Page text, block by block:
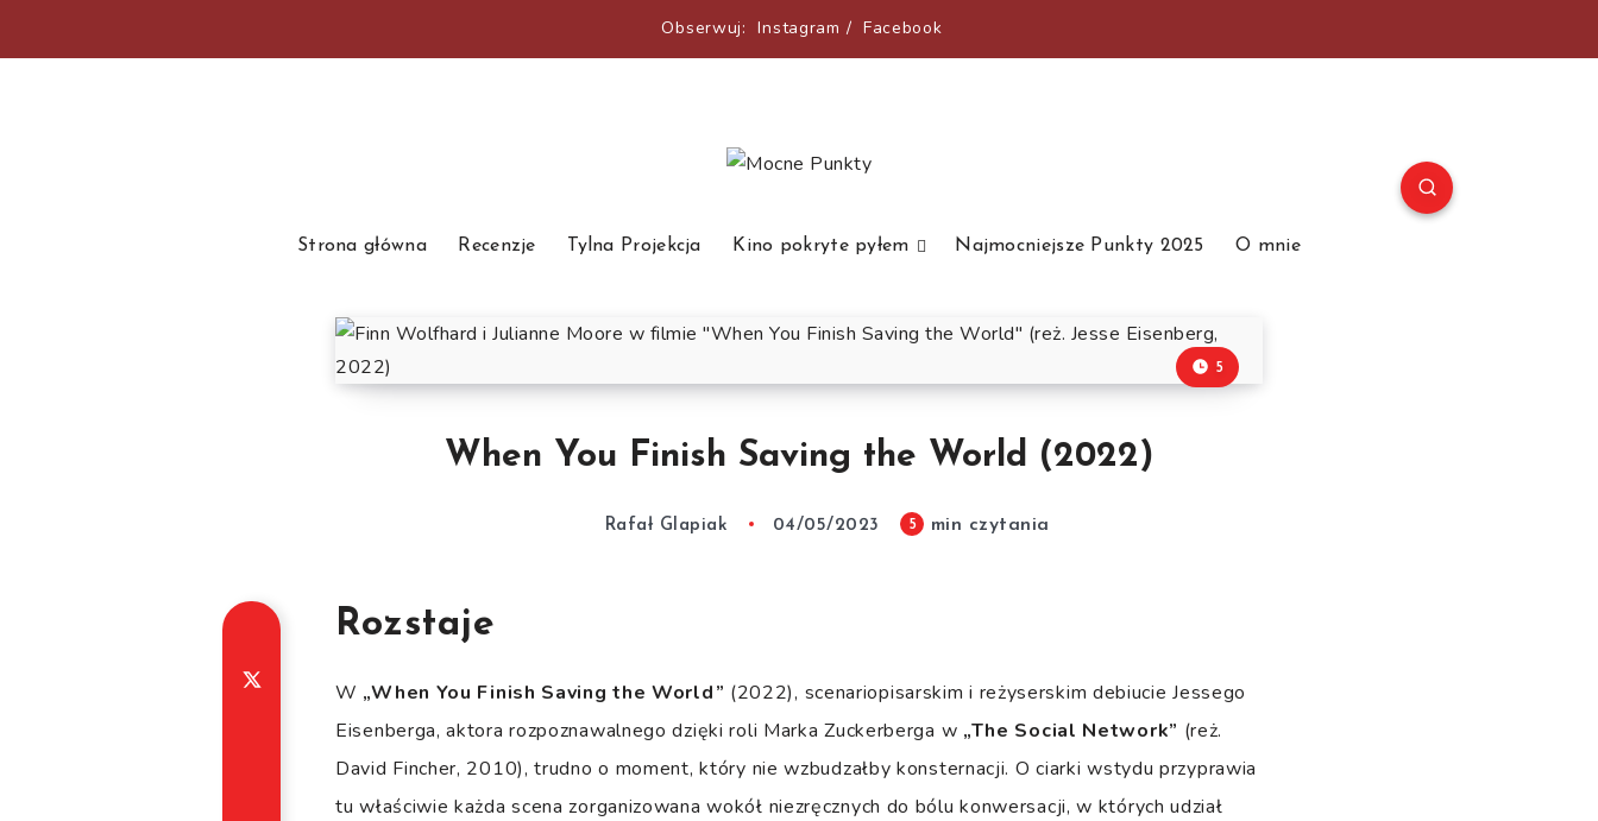
Obserwuj: Instagram / Facebook
Strona główna Recenzje Tylna Projekcja Kino pokryte pyłem Najmocniejsze Punkty 2025 O mnie
5
When You Finish Saving the World (2022)
Rafał Glapiak 04/05/2023 5 min czytania
Rozstaje
W „When You Finish Saving the World” (2022), scenariopisarskim i reżyserskim debiucie Jessego
Eisenberga, aktora rozpoznawalnego dzięki roli Marka Zuckerberga w „The Social Network” (reż.
David Fincher, 2010), trudno o moment, który nie wzbudzałby konsternacji. O ciarki wstydu przyprawia
tu właściwie każda scena zorganizowana wokół niezręcznych do bólu konwersacji, w których udział